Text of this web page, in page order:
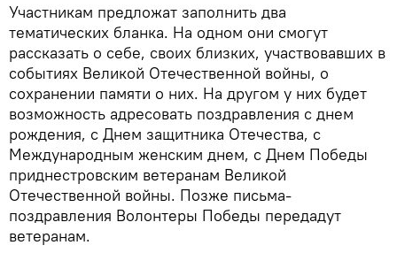
Участникам предложат заполнить два
тематических бланка. На одном они смогут
рассказать о себе, своих близких, участвовавших в
событиях Великой Отечественной войны, о
сохранении памяти о них. На другом у них будет
возможность адресовать поздравления с днем
рождения, с Днем защитника Отечества, с
Международным женским днем, с Днем Победы
приднестровским ветеранам Великой
Отечественной войны. Позже письма-
поздравления Волонтеры Победы передадут
ветеранам.